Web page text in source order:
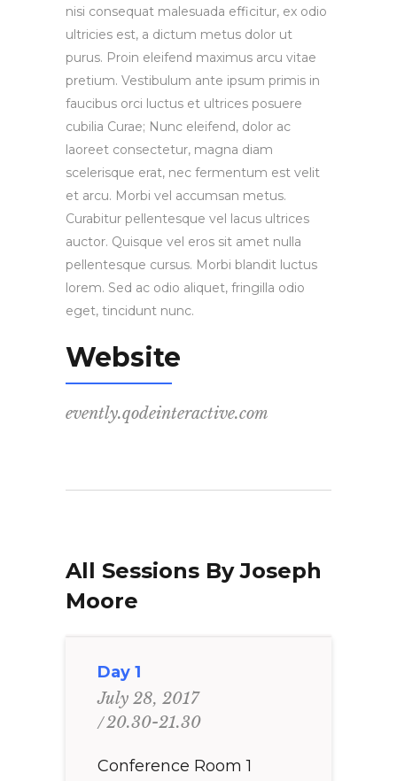
nisi consequat malesuada efficitur, ex odio
ultricies est, a dictum metus dolor ut
purus. Proin eleifend maximus arcu vitae
pretium. Vestibulum ante ipsum primis in
faucibus orci luctus et ultrices posuere
cubilia Curae; Nunc eleifend, dolor ac
laoreet consectetur, magna diam
scelerisque erat, nec fermentum est velit
et arcu. Morbi vel accumsan metus.
Curabitur pellentesque vel lacus ultrices
auctor. Quisque vel eros sit amet nulla
pellentesque cursus. Morbi blandit luctus
lorem. Sed ac odio aliquet, fringilla odio
eget, tincidunt nunc.
Website
evently.qodeinteractive.com
All Sessions By Joseph
Moore
Day 1
July 28, 2017
20.30-21.30
Conference Room 1